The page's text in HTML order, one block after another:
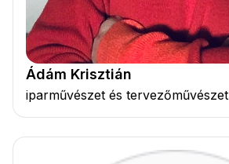
Ádám Krisztián
iparművészet és tervezőművészet